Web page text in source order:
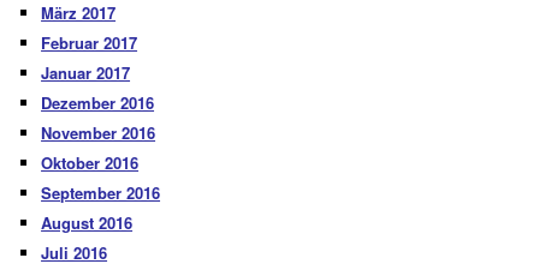
März 2017
Februar 2017
Januar 2017
Dezember 2016
November 2016
Oktober 2016
September 2016
August 2016
Juli 2016